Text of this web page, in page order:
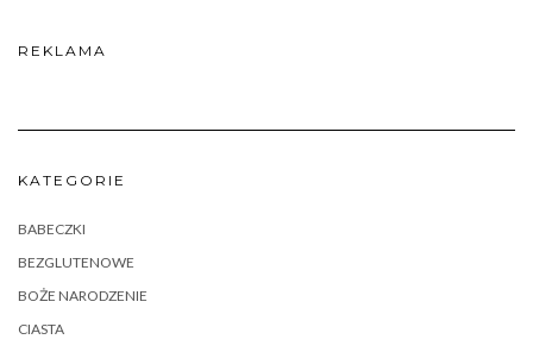
REKLAMA
KATEGORIE
BABECZKI
BEZGLUTENOWE
BOŻE NARODZENIE
CIASTA